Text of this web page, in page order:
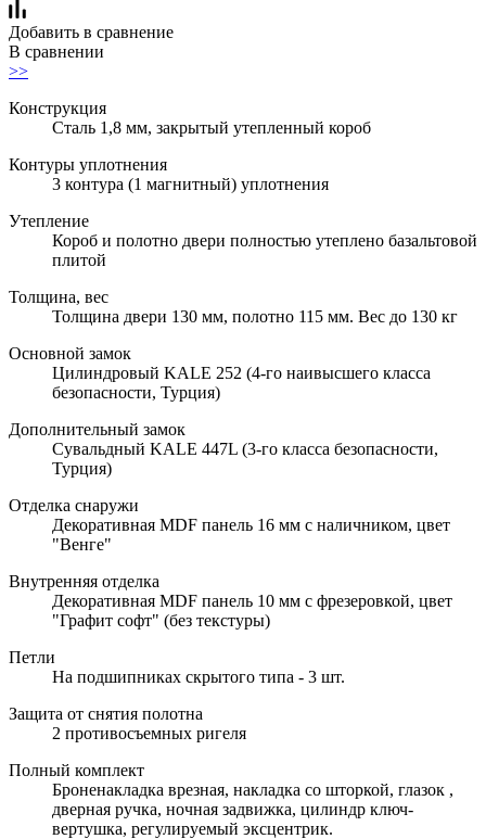
Добавить в сравнение
В сравнении
>>
Конструкция
Сталь 1,8 мм, закрытый утепленный короб
Контуры уплотнения
3 контура (1 магнитный) уплотнения
Утепление
Короб и полотно двери полностью утеплено базальтовой
плитой
Толщина, вес
Толщина двери 130 мм, полотно 115 мм. Вес до 130 кг
Основной замок
Цилиндровый KALE 252 (4-го наивысшего класса
безопасности, Турция)
Дополнительный замок
Сувальдный KALE 447L (3-го класса безопасности,
Турция)
Отделка снаружи
Декоративная MDF панель 16 мм с наличником, цвет
"Венге"
Внутренняя отделка
Декоративная MDF панель 10 мм с фрезеровкой, цвет
"Графит софт" (без текстуры)
Петли
На подшипниках скрытого типа - 3 шт.
Защита от снятия полотна
2 противосъемных ригеля
Полный комплект
Броненакладка врезная, накладка со шторкой, глазок ,
дверная ручка, ночная задвижка, цилиндр ключ-
вертушка, регулируемый эксцентрик.